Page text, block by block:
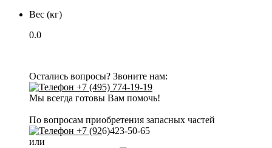
Вес (кг)
0.0
Остались вопросы? Звоните нам:
+7 (495) 774-19-19
Мы всегда готовы Вам помочь!
По вопросам приобретения запасных частей
+7 (926)423-50-65
или